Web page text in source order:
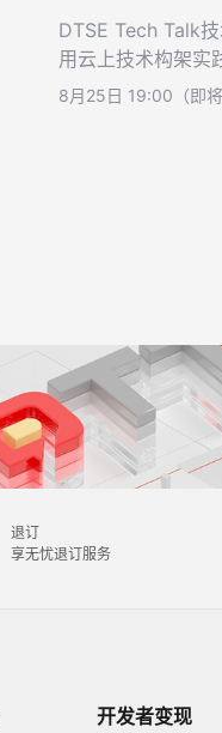
DTSE Tech Talk
用云上技术构架实
8月25日 19:00（即将
退订
享无忧退订服务
开发者变现